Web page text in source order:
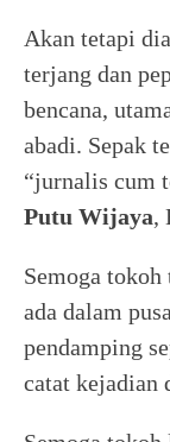
Akan tetapi
terjang dan
bencana,
abadi. Sepak
“jurnalis cum
Putu Wijaya,
Semoga tokoh
ada dalam
pendamping
catat kejadian